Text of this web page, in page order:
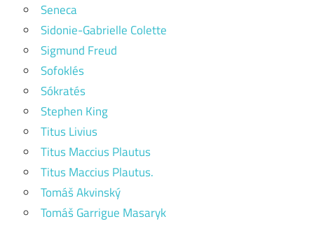
Seneca
Sidonie-Gabrielle Colette
Sigmund Freud
Sofoklés
Sókratés
Stephen King
Titus Livius
Titus Maccius Plautus
Titus Maccius Plautus.
Tomáš Akvinský
Tomáš Garrigue Masaryk